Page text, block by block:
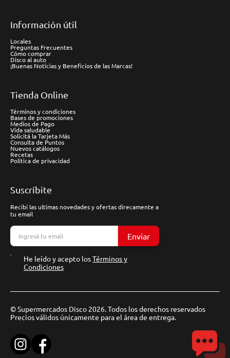
Información útil
Locales
Preguntas Frecuentes
Cómo comprar
Disco al auto
¡Buenas Noticias y Beneficios de las Marcas!
Tienda Online
Términos y condiciones
Bases de promociones
Medios de Pago
Vida saludable
Solicitá la Tarjeta Más
Consulta de Puntos
Nuevos catálogos
Recetas
Política de privacidad
Suscríbite
Recibí las ultimas novedades y ofertas direcamente a
tu email
Enviar
He leído y acepto losTérminos y
Condiciones
© Supermercados Disco 2026. Todos los derechos reservados
Precios válidos únicamente para el área de entrega.